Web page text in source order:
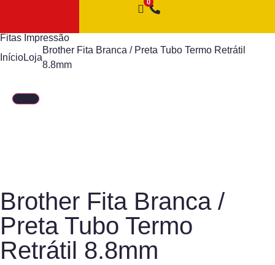
Fitas Impressão
InícioLoja
Brother Fita Branca / Preta Tubo Termo Retrátil
8.8mm
Brother Fita Branca /
Preta Tubo Termo
Retrátil 8.8mm